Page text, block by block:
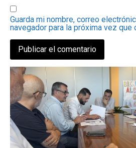
Guarda mi nombre, correo
navegador para la próxima vez que